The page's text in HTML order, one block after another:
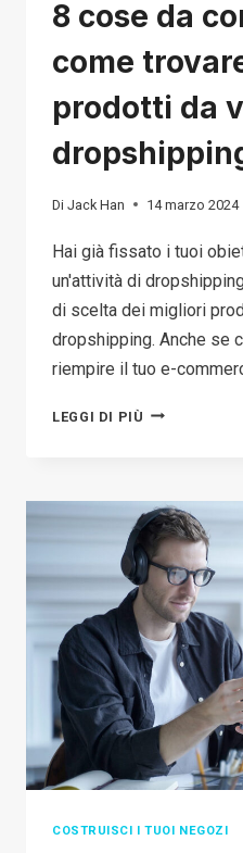
8 cose da
come
prodotti da
Di Jack Han 14 marzo 2024
Hai già fissato i tuoi
un'attività di
di scelta dei migliori
dropshipping. Anche se
riempire il tuo e-
LEGGI DI PIÙ 8
SU
COME
TROVARE
BUONI
PRODOTTI
DA
VENDERE
IN
COSTRUISCI I TUOI NEGOZI